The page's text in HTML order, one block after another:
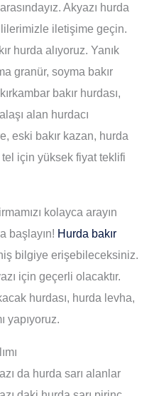
Akyazı hurda
iletişime geçin.
hurda alıyoruz. Yanık
granür, soyma bakır
bakır hurdası,
alan hurdacı
eski bakır kazan, hurda
tel için yüksek fiyat teklifi
kolayca arayın
başlayın! Hurda bakır
bilgiye erişebileceksiniz.
için geçerli olacaktır.
hurdası, hurda levha,
yapıyoruz.
da hurda sarı alanlar